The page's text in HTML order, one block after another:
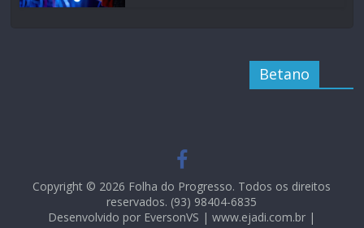
Betano
Copyright © 2026 Folha do Progresso. Todos os direitos
reservados. (93) 98404-6835
Desenvolvido por EversonVS | www.ejadi.com.br |